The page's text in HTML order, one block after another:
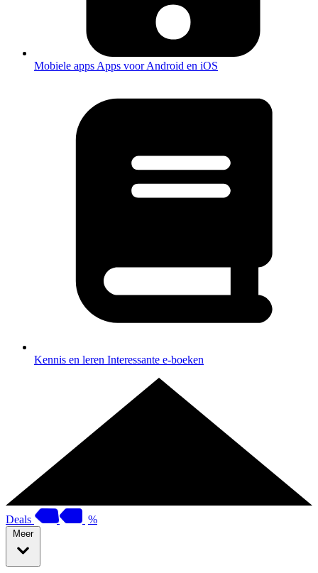
Mobiele apps Apps voor Android en iOS
Kennis en leren Interessante e-boeken
Deals %
Meer